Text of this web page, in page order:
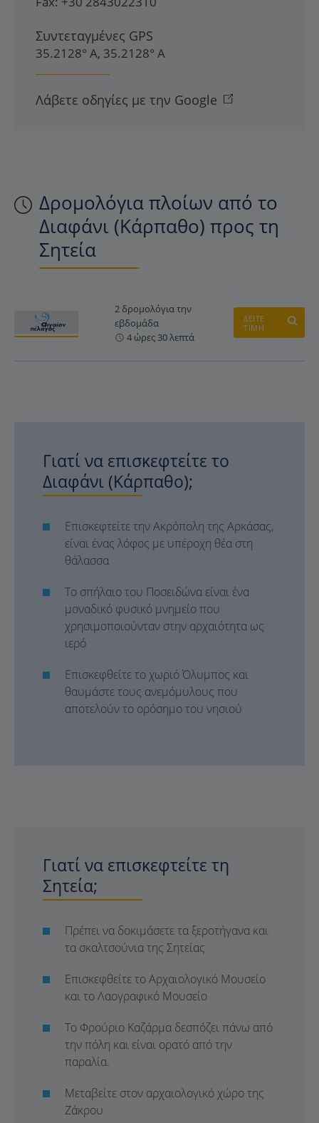
Δρομολόγια πλοίων από το
Διαφάνι (Κάρπαθο) προς τη
Σητεία
2 δρομολόγια την
εβδομάδα
4 ώρες 30 λεπτά
ΔΕΙΤΕ
ΤΙΜΗ
Γιατί να επισκεφτείτε το
Διαφάνι (Κάρπαθο);
Επισκεφτείτε την Ακρόπολη της Αρκάσας,
είναι ένας λόφος με υπέροχη θέα στη
θάλασσα
Το σπήλαιο του Ποσειδώνα είναι ένα
μοναδικό φυσικό μνημείο που
χρησιμοποιούνταν στην αρχαιότητα ως
ιερό
Επισκεφθείτε το χωριό Όλυμπος και
θαυμάστε τους ανεμόμυλους που
αποτελούν το ορόσημο του νησιού
Γιατί να επισκεφτείτε τη
Σητεία;
Πρέπει να δοκιμάσετε τα ξεροτήγανα και
τα σκαλτσούνια της Σητείας
Επισκεφθείτε το Αρχαιολογικό Μουσείο
και το Λαογραφικό Μουσείο
Το Φρούριο Καζάρμα δεσπόζει πάνω από
την πόλη και είναι ορατό από την
παραλία.
Μεταβείτε στον αρχαιολογικό χώρο της
Ζάκρου
Συντεταγμένες GPS
35.2128° Α, 35.2128° Α
Λάβετε οδηγίες με την Google